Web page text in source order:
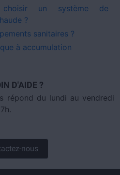
choisir un système de
?
sanitaires ?
à accumulation
D'AIDE ?
répond du lundi au vendredi
nous